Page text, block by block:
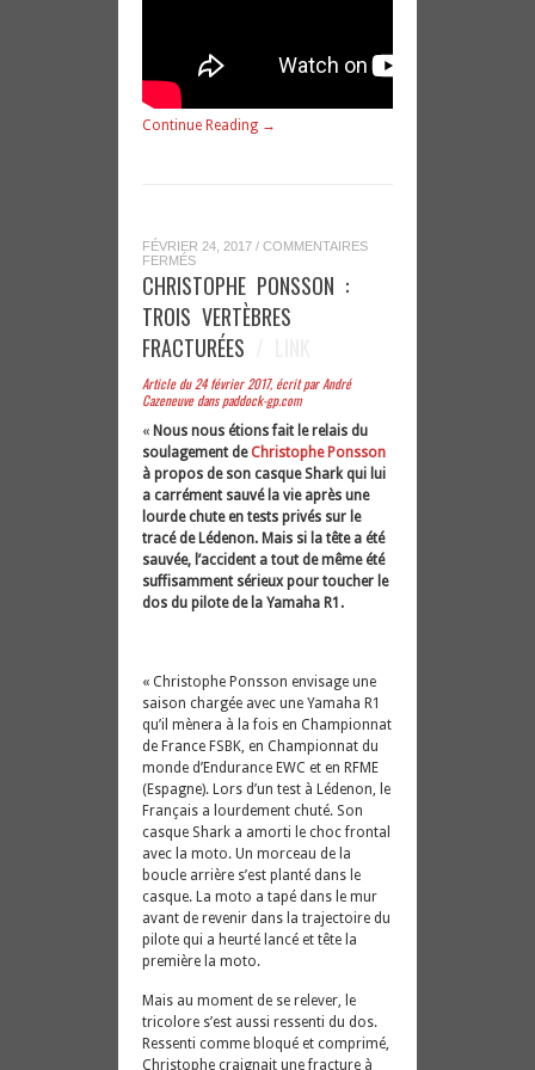
Continue Reading →
FÉVRIER 24, 2017 / COMMENTAIRES
FERMÉSSUR
PONSSON
TROIS
VERTÈBRES
FRACTURÉES
CHRISTOPHE PONSSON :
TROIS VERTÈBRES
FRACTURÉES
Article du 24 février 2017, écrit par André
Cazeneuve dans paddock-gp.com
« Nous nous étions fait le relais du
soulagement de Christophe Ponsson
à propos de son casque Shark qui lui
a carrément sauvé la vie après une
lourde chute en tests privés sur le
tracé de Lédenon. Mais si la tête a été
sauvée, l’accident a tout de même été
suffisamment sérieux pour toucher le
dos du pilote de la Yamaha R1.
« Christophe Ponsson envisage une
saison chargée avec une Yamaha R1
qu’il mènera à la fois en Championnat
de France FSBK, en Championnat du
monde d’Endurance EWC et en RFME
(Espagne). Lors d’un test à Lédenon, le
Français a lourdement chuté. Son
casque Shark a amorti le choc frontal
avec la moto. Un morceau de la
boucle arrière s’est planté dans le
casque. La moto a tapé dans le mur
avant de revenir dans la trajectoire du
pilote qui a heurté lancé et tête la
première la moto.
Mais au moment de se relever, le
tricolore s’est aussi ressenti du dos.
Ressenti comme bloqué et comprimé,
Christophe craignait une fracture à